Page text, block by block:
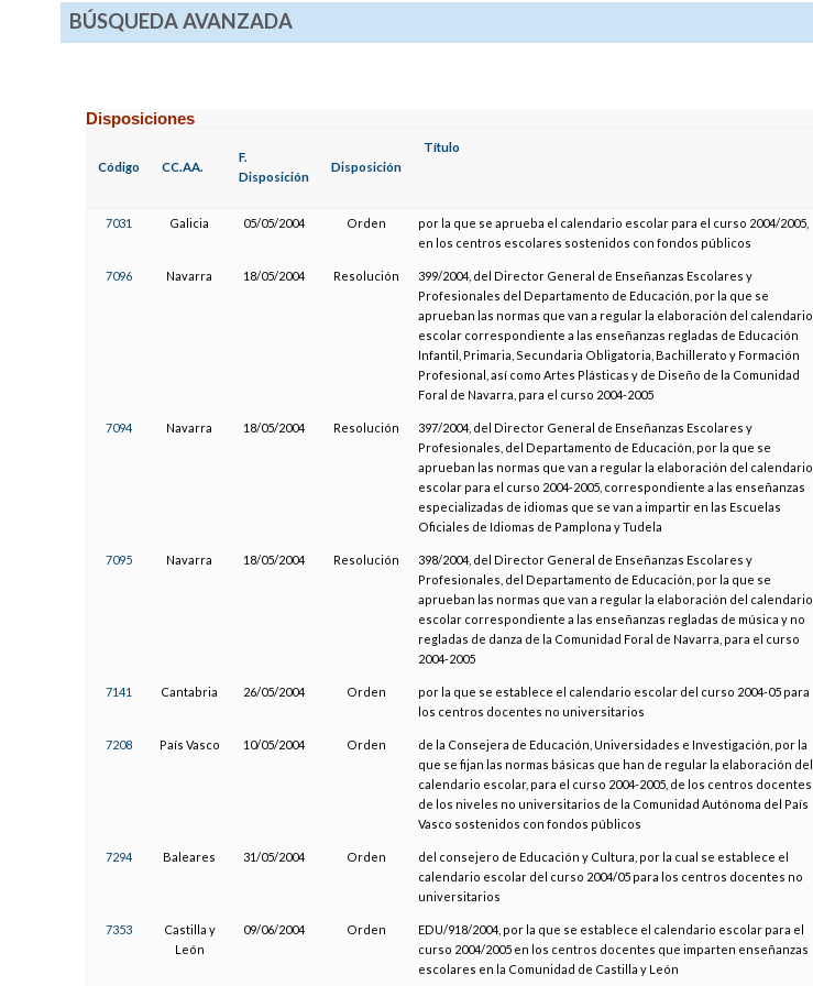
BÚSQUEDA AVANZADA
Disposiciones
Código CC.AA.
F.
Disposición
Disposición
Título
7031 Galicia 05/05/2004 Orden
por la que se aprueba el calendario escolar para el curso 2004/2005,
en los centros escolares sostenidos con fondos públicos
7096 Navarra 18/05/2004 Resolución
399/2004, del Director General de Enseñanzas Escolares y
Profesionales del Departamento de Educación, por la que se
aprueban las normas que van a regular la elaboración del calendario
escolar correspondiente a las enseñanzas regladas de Educación
Infantil, Primaria, Secundaria Obligatoria, Bachillerato y Formación
Profesional, así como Artes Plásticas y de Diseño de la Comunidad
Foral de Navarra, para el curso 2004-2005
7094 Navarra 18/05/2004 Resolución
397/2004, del Director General de Enseñanzas Escolares y
Profesionales, del Departamento de Educación, por la que se
aprueban las normas que van a regular la elaboración del calendario
escolar para el curso 2004-2005, correspondiente a las enseñanzas
especializadas de idiomas que se van a impartir en las Escuelas
Oficiales de Idiomas de Pamplona y Tudela
7095 Navarra 18/05/2004 Resolución
398/2004, del Director General de Enseñanzas Escolares y
Profesionales, del Departamento de Educación, por la que se
aprueban las normas que van a regular la elaboración del calendario
escolar correspondiente a las enseñanzas regladas de música y no
regladas de danza de la Comunidad Foral de Navarra, para el curso
2004-2005
7141 Cantabria 26/05/2004 Orden
por la que se establece el calendario escolar del curso 2004-05 para
los centros docentes no universitarios
7208 País Vasco 10/05/2004 Orden
de la Consejera de Educación, Universidades e Investigación, por la
que se fijan las normas básicas que han de regular la elaboración del
calendario escolar, para el curso 2004-2005, de los centros docentes
de los niveles no universitarios de la Comunidad Autónoma del País
Vasco sostenidos con fondos públicos
7294 Baleares 31/05/2004 Orden
del consejero de Educación y Cultura, por la cual se establece el
calendario escolar del curso 2004/05 para los centros docentes no
universitarios
7353
Castilla y
León
09/06/2004 Orden
EDU/918/2004, por la que se establece el calendario escolar para el
curso 2004/2005 en los centros docentes que imparten enseñanzas
escolares en la Comunidad de Castilla y León